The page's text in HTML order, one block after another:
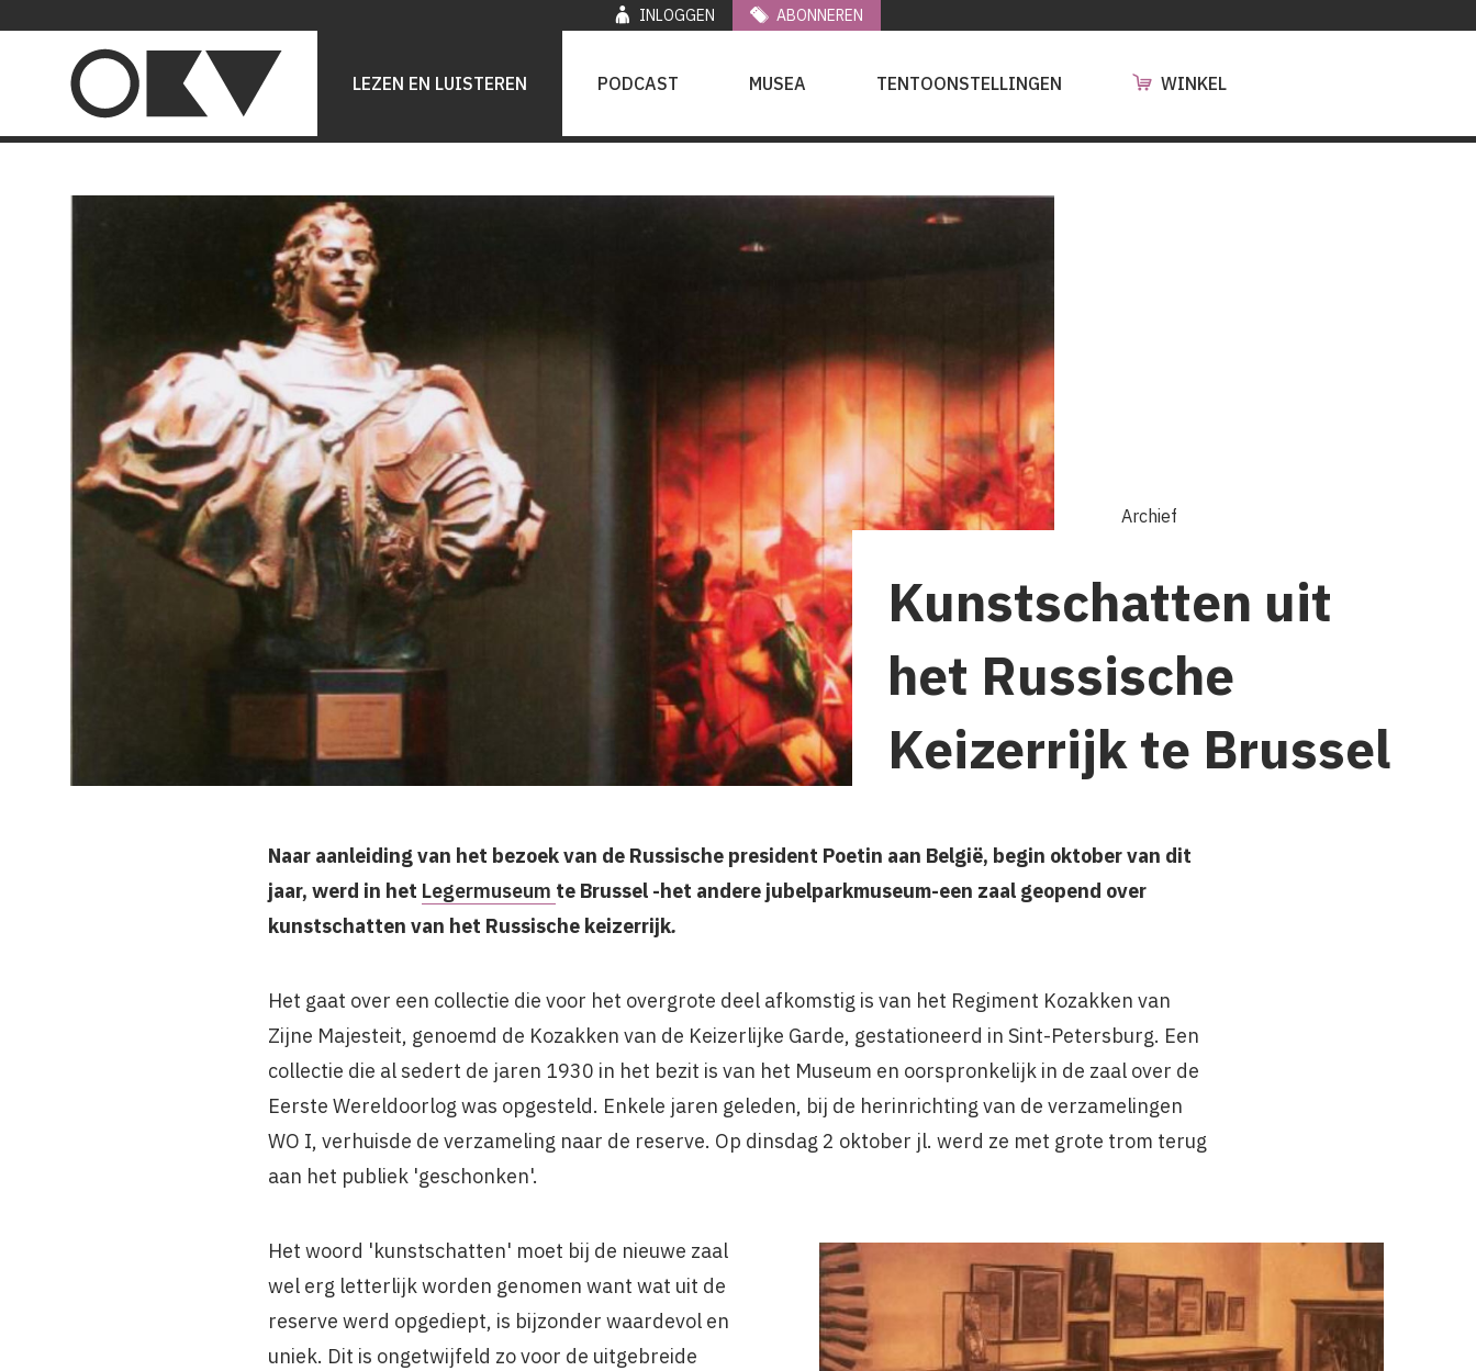
INLOGGEN ABONNEREN
navigation
LEZEN EN LUISTEREN PODCAST MUSEA TENTOONSTELLINGEN WINKEL
Kunstschatten uit
het Russische
Keizerrijk te Brussel
Archief
Naar aanleiding van het bezoek van de Russische president Poetin aan België, begin oktober van dit
jaar, werd in het Legermuseum te Brussel -het andere jubelparkmuseum-een zaal geopend over
kunstschatten van het Russische keizerrijk.
Het gaat over een collectie die voor het overgrote deel afkomstig is van het Regiment Kozakken van
Zijne Majesteit, genoemd de Kozakken van de Keizerlijke Garde, gestationeerd in Sint-Petersburg. Een
collectie die al sedert de jaren 1930 in het bezit is van het Museum en oorspronkelijk in de zaal over de
Eerste Wereldoorlog was opgesteld. Enkele jaren geleden, bij de herinrichting van de verzamelingen
WO I, verhuisde de verzameling naar de reserve. Op dinsdag 2 oktober jl. werd ze met grote trom terug
aan het publiek 'geschonken'.
Het woord 'kunstschatten' moet bij de nieuwe zaal
wel erg letterlijk worden genomen want wat uit de
reserve werd opgediept, is bijzonder waardevol en
uniek. Dit is ongetwijfeld zo voor de uitgebreide